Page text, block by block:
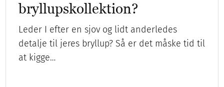
bryllupskollektion?
Leder I efter en sjov og lidt anderledes
detalje til jeres bryllup? Så er det måske tid til
at kigge…